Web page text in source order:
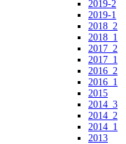
2019-2
2019-1
2018_2
2018_1
2017_2
2017_1
2016_2
2016_1
2015
2014_3
2014_2
2014_1
2013